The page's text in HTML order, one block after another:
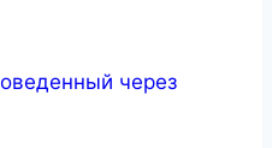
через